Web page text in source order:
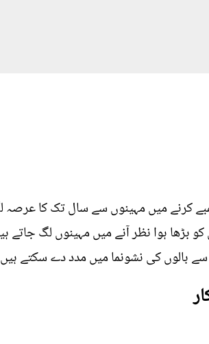
کرنے میں مہینوں سے سال تک کا عرصہ
کو بڑھا ہوا نظر آنے میں مہینوں لگ
بالوں کی نشونما میں مدد دے سکتے